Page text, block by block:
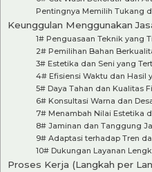
Pentingnya Memilih Tukang
Keunggulan Menggunakan
1# Penguasaan Teknik yang
2# Pemilihan Bahan
3# Estetika dan Seni yang
4# Efisiensi Waktu dan Hasil
5# Daya Tahan dan Kualitas
6# Konsultasi Warna dan
7# Menambah Nilai Estetika
8# Jaminan dan Tanggung
9# Adaptasi terhadap Tren
10# Dukungan Layanan
Proses Kerja (Langkah per